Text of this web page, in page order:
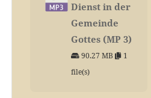
Dienst in der
Gemeinde
Gottes (MP 3)
90.27 MB
1
file(s)